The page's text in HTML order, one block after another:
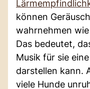
können
wahrnehmen
Das bedeutet,
Musik für sie
darstellen kann.
viele Hunde